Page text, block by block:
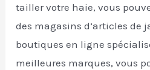
tailler votre haie, vous
des magasins d’articles de
boutiques en ligne
meilleures marques, vous